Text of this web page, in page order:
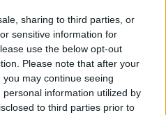
sharing to third parties, or
sensitive information for
use the below opt-out
Please note that after your
may continue seeing
information utilized by
to third parties prior to
chiaro che l’innovazione
di investimento.
biotecnologia e
attirando l’attenzione